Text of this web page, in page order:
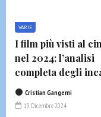
VARIE
I film più visti al
nel 2024: l’analisi
completa degli
Cristian Gangemi
19 Dicembre 2024